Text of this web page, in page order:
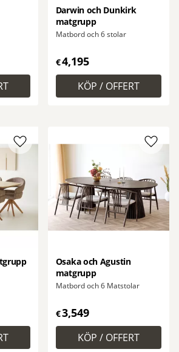
Darwin och Dunkirk
matgrupp
Matbord och 6 stolar
€4,195
Lägg till i favoriter
Osaka och Agustin
matgrupp
Matbord och 6 Matstolar
€3,549
Lägg